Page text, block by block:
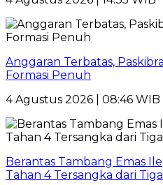
Anggaran Terbatas,
Formasi Penuh
4 Agustus 2026 | 08:46 WIB
Berantas Tambang Emas
Tahan 4 Tersangka dari